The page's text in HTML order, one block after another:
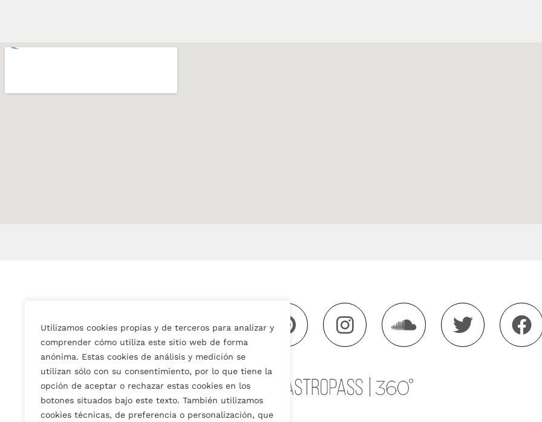
Utilizamos cookies propias y de terceros para analizar y
comprender cómo utiliza este sitio web de forma
anónima. Estas cookies de análisis y medición se
utilizan sólo con su consentimiento, por lo que tiene la
opción de aceptar o rechazar estas cookies en los
botones situados bajo este texto. También utilizamos
cookies técnicas, de preferencia o personalización, que